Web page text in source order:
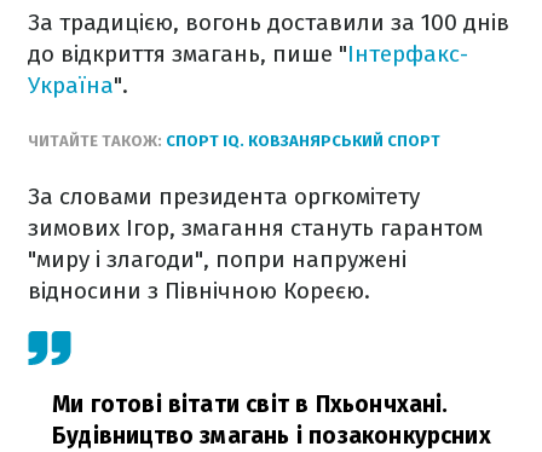
За традицією, вогонь доставили за 100 днів
до відкриття змагань, пише "Інтерфакс-
Україна".
ЧИТАЙТЕ ТАКОЖ: СПОРТ IQ. КОВЗАНЯРСЬКИЙ СПОРТ
За словами президента оргкомітету
зимових Ігор, змагання стануть гарантом
"миру і злагоди", попри напружені
відносини з Північною Кореєю.
Ми готові вітати світ в Пхьончхані.
Будівництво змагань і позаконкурсних